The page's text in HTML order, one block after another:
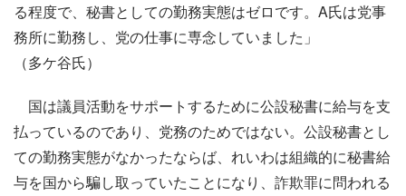
る程度で、秘書としての勤務実態はゼロです。A氏は党事
務所に勤務し、党の仕事に専念していました」
（多ケ谷氏）
国は議員活動をサポートするために公設秘書に給与を支
払っているのであり、党務のためではない。公設秘書とし
ての勤務実態がなかったならば、れいわは組織的に秘書給
与を国から騙し取っていたことになり、詐欺罪に問われる